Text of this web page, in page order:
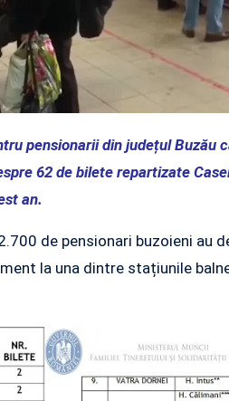
pensionarii din județul Buzău
62 de bilete repartizate
an.
de pensionari buzoieni au
la una dintre stațiunile